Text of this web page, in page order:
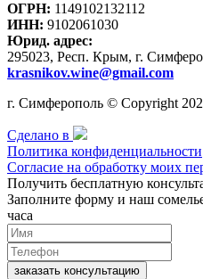
ОГРН: 1149102132112
ИНН: 9102061030
Юрид. адрес:
295023, Респ. Крым, г.
krasnikov.wine@gmail.com
г. Симферополь © Copyright
Сделано в
Политика конфиденциальности
Согласие на обработку моих
Получить бесплатную
Заполните форму и наш
часа
заказать консультацию